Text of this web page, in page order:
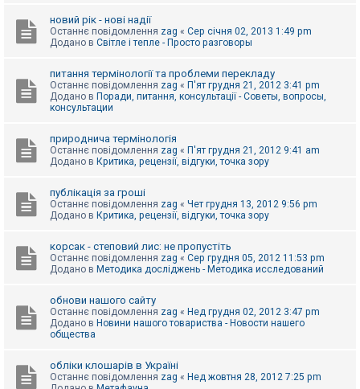
новий рік - нові надії
Останнє повідомлення zag « Сер січня 02, 2013 1:49 pm
Додано в Світле і тепле - Просто разговоры
питання термінології та проблеми перекладу
Останнє повідомлення zag « П'ят грудня 21, 2012 3:41 pm
Додано в Поради, питання, консультації - Советы, вопросы,
консультации
природнича термінологія
Останнє повідомлення zag « П'ят грудня 21, 2012 9:41 am
Додано в Критика, рецензії, відгуки, точка зору
публікація за гроші
Останнє повідомлення zag « Чет грудня 13, 2012 9:56 pm
Додано в Критика, рецензії, відгуки, точка зору
корсак - степовий лис: не пропустіть
Останнє повідомлення zag « Сер грудня 05, 2012 11:53 pm
Додано в Методика досліджень - Методика исследований
обнови нашого сайту
Останнє повідомлення zag « Нед грудня 02, 2012 3:47 pm
Додано в Новини нашого товариства - Новости нашего
общества
обліки клошарів в Україні
Останнє повідомлення zag « Нед жовтня 28, 2012 7:25 pm